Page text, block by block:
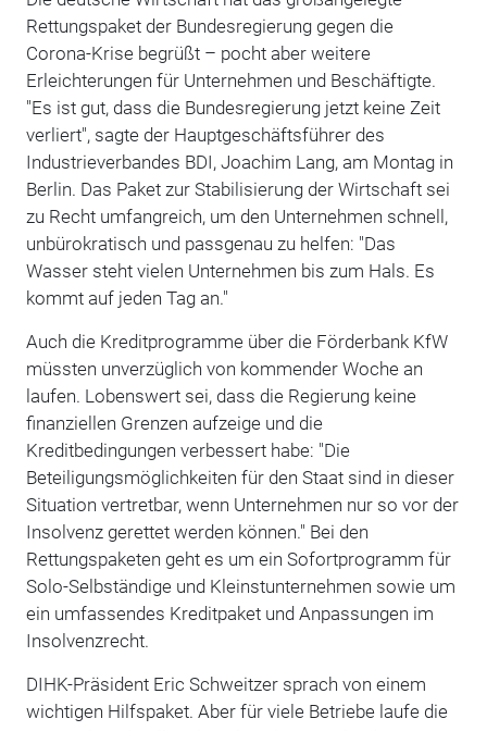
Rettungspaket der Bundesregierung gegen die
Corona-Krise begrüßt – pocht aber weitere
Erleichterungen für Unternehmen und Beschäftigte.
"Es ist gut, dass die Bundesregierung jetzt keine Zeit
verliert", sagte der Hauptgeschäftsführer des
Industrieverbandes BDI, Joachim Lang, am Montag in
Berlin. Das Paket zur Stabilisierung der Wirtschaft sei
zu Recht umfangreich, um den Unternehmen schnell,
unbürokratisch und passgenau zu helfen: "Das
Wasser steht vielen Unternehmen bis zum Hals. Es
kommt auf jeden Tag an."
Auch die Kreditprogramme über die Förderbank KfW
müssten unverzüglich von kommender Woche an
laufen. Lobenswert sei, dass die Regierung keine
finanziellen Grenzen aufzeige und die
Kreditbedingungen verbessert habe: "Die
Beteiligungsmöglichkeiten für den Staat sind in dieser
Situation vertretbar, wenn Unternehmen nur so vor der
Insolvenz gerettet werden können." Bei den
Rettungspaketen geht es um ein Sofortprogramm für
Solo-Selbständige und Kleinstunternehmen sowie um
ein umfassendes Kreditpaket und Anpassungen im
Insolvenzrecht.
DIHK-Präsident Eric Schweitzer sprach von einem
wichtigen Hilfspaket. Aber für viele Betriebe laufe die